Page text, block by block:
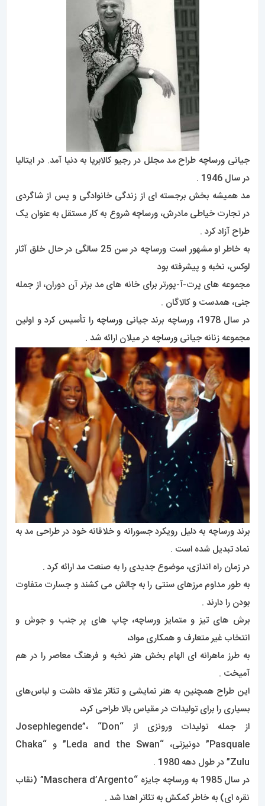
جیانی ورساچه طراح مد مجلل در رجیو کالابریا به دنیا آمد. در ایتالیا
در سال 1946 .
مد همیشه بخش برجسته ای از زندگی خانوادگی و پس از شاگردی
در تجارت خیاطی مادرش،ورساچه شروع به کار مستقل به عنوان یک
طراح آزاد کرد .
به خاطر او مشهور است ورساچه در سن 25 سالگی در حال خلق آثار
لوکس، نخبه و پیشرفته بود
مجموعه های پرت-آ-پورتر برای خانه های مد برتر آن دوران، از جمله
جنی، همدست و کالاگان .
در سال 1978، ورساچه برند جیانی
ورساچه را تأسیس کرد و اولین
مجموعه زنانه جیانی ورساچه در میلان ارائه شد .
برند ورساچه به دلیل رویکرد جسورانه و خلاقانه خود در طراحی مد به
نماد تبدیل شده است .
در زمان راه اندازی، موضوع جدیدی را به صنعت مد ارائه کرد .
به طور مداوم مرزهای سنتی را به چالش می کشند و جسارت متفاوت
بودن را دارند .
برش های تیز و متمایز ورساچه، چاپ های پر جنب و جوش و
انتخاب غیر متعارف و همکاری مواد،
به طرز ماهرانه ای الهام بخش هنر نخبه و فرهنگ معاصر را در هم
آمیخت .
این طراح همچنین به هنر نمایشی و تئاتر علاقه داشت و لباس‌های
بسیاری را برای تولیدات در مقیاس بالا طراحی کرد،
از جمله تولیدات ورونزی از “Josephlegende”، “Don
Pasquale” دونیزتی، “Leda and the Swan” و “Chaka
Zulu” در طول دهه 1980 .
در سال 1985 به ورساچه جایزه “Maschera d’Argento” (نقاب
نقره ای) به خاطر کمکش به تئاتر اهدا شد .